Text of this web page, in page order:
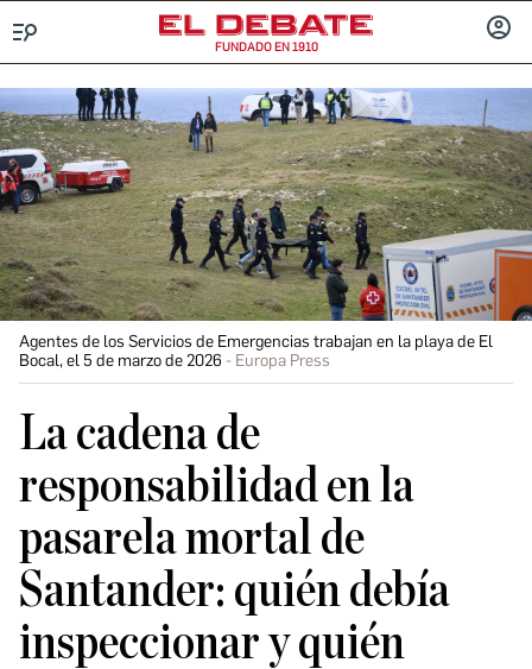
FUNDADO EN 1910
Agentes de los Servicios de Emergencias trabajan en la playa de El
Bocal, el 5 de marzo de 2026
Europa Press
La cadena de
responsabilidad en la
pasarela mortal de
Santander: quién debía
inspeccionar y quién